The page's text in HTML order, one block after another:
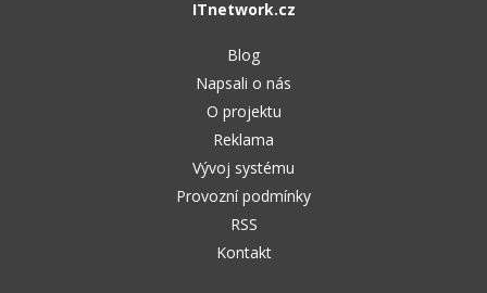
ITnetwork.cz
Blog
Napsali o nás
O projektu
Reklama
Vývoj systému
Provozní podmínky
RSS
Kontakt